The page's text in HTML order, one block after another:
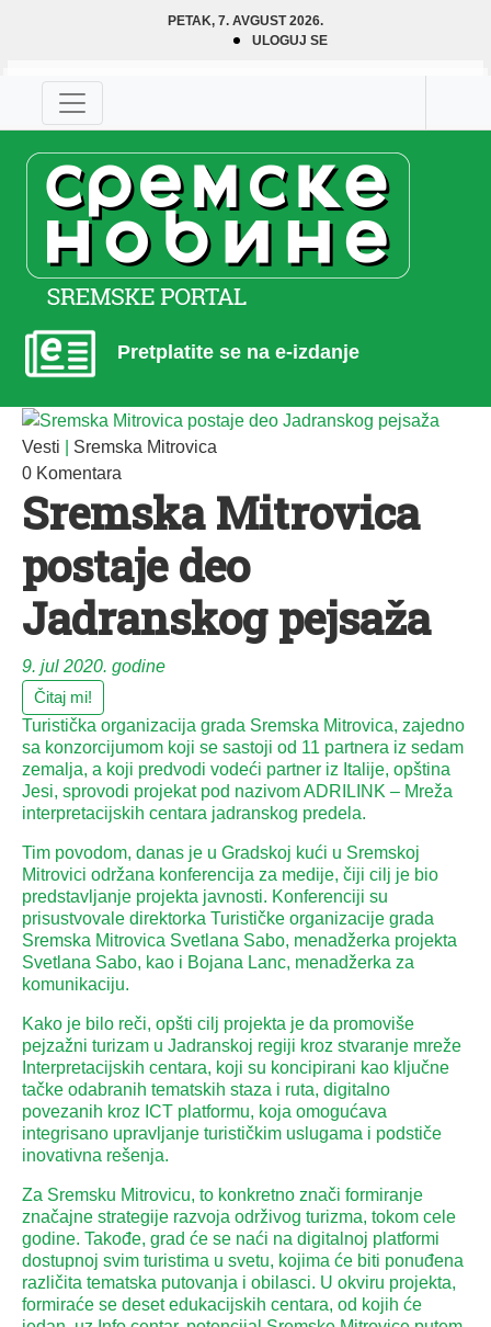
PETAK, 7. AVGUST 2026.
ULOGUJ SE
Pretplatite se na e-izdanje
Vesti
Sremska Mitrovica
0 Komentara
Sremska Mitrovica
postaje deo
Jadranskog pejsaža
9. jul 2020. godine
Čitaj mi!
Turistička organizacija grada Sremska Mitrovica, zajedno
sa konzorcijumom koji se sastoji od 11 partnera iz sedam
zemalja, a koji predvodi vodeći partner iz Italije, opština
Jesi, sprovodi projekat pod nazivom ADRILINK – Mreža
interpretacijskih centara jadranskog predela.
Tim povodom, danas je u Gradskoj kući u Sremskoj
Mitrovici održana konferencija za medije, čiji cilj je bio
predstavljanje projekta javnosti. Konferenciji su
prisustvovale direktorka Turističke organizacije grada
Sremska Mitrovica Svetlana Sabo, menadžerka projekta
Svetlana Sabo, kao i Bojana Lanc, menadžerka za
komunikaciju.
Kako je bilo reči, opšti cilj projekta je da promoviše
pejzažni turizam u Jadranskoj regiji kroz stvaranje mreže
Interpretacijskih centara, koji su koncipirani kao ključne
tačke odabranih tematskih staza i ruta, digitalno
povezanih kroz ICT platformu, koja omogućava
integrisano upravljanje turističkim uslugama i podstiče
inovativna rešenja.
Za Sremsku Mitrovicu, to konkretno znači formiranje
značajne strategije razvoja održivog turizma, tokom cele
godine. Takođe, grad će se naći na digitalnoj platformi
dostupnoj svim turistima u svetu, kojima će biti ponuđena
različita tematska putovanja i obilasci. U okviru projekta,
formiraće se deset edukacijskih centara, od kojih će